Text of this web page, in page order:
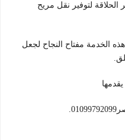
الحلاقة لتوفير نقل مريح
الخدمة مفتاح النجاح لجعل